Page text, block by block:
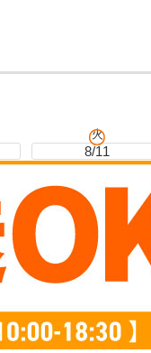
火
8/11